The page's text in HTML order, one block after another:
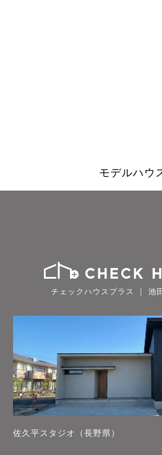
モデルハウ
チェックハウスプラス ｜ 池
佐久平スタジオ（長野県）